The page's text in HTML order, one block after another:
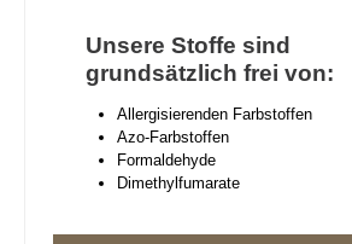
Unsere Stoffe sind
grundsätzlich frei von:
Allergisierenden Farbstoffen
Azo-Farbstoffen
Formaldehyde
Dimethylfumarate